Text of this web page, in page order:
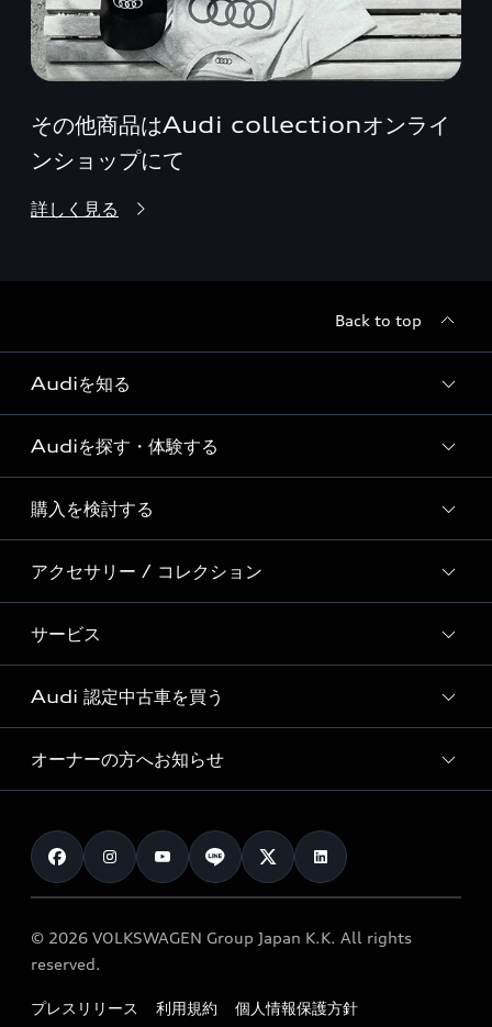
その他商品はAudi collectionオンライ
ンショップにて
詳しく見る
Back to top
Audiを知る
Audi ブランド
Story of Progress
Audi Sport
Formula 1®
デジタルサービス
Audiを探す・体験する
ディーラー検索
新車在庫検索
試乗車・展示車検索
見積り依頼
試乗予約
購入を検討する
モデル一覧
特別仕様モデル / 限定モデル
e-tronラインアップ
価格シミュレーション
車両比較
カタログ一覧
アクセサリー / コレクション
純正アクセサリー
オンラインショップ
Audi collection
アウディナビアプリ
サービス
サービス入庫予約
サービスプログラム
メンテナンス
車検 / 定期点検
e-tronアフターサポート
myAudi
Audi 認定中古車を買う
Audi認定中古車
クオリティ
保証
メンテナンス
オーナーの方へお知らせ
お知らせ
オーナー様向けキャンペーン
特定整備適用車一覧
リサイクル法
© 2026 VOLKSWAGEN Group Japan K.K. All rights
reserved.
プレスリリース 利用規約
個人情報保護方針